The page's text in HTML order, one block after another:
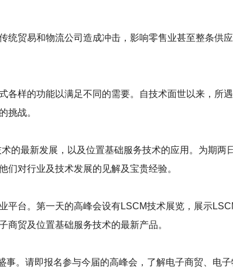
贸易和物流公司造成冲击，影响零售业甚至整条供应
各样的功能以满足不同的需要。 自技术面世以来，所
挑战。
的最新发展，以及位置基础服务技术的应用。 为期两
对行业及技术发展的见解及宝贵经验。
平台。 第一天的高峰会设有LSCM技术展览，展示
贸及位置基础服务技术的最新产品。
。 请即报名参与今届的高峰会，了解电子商贸、电